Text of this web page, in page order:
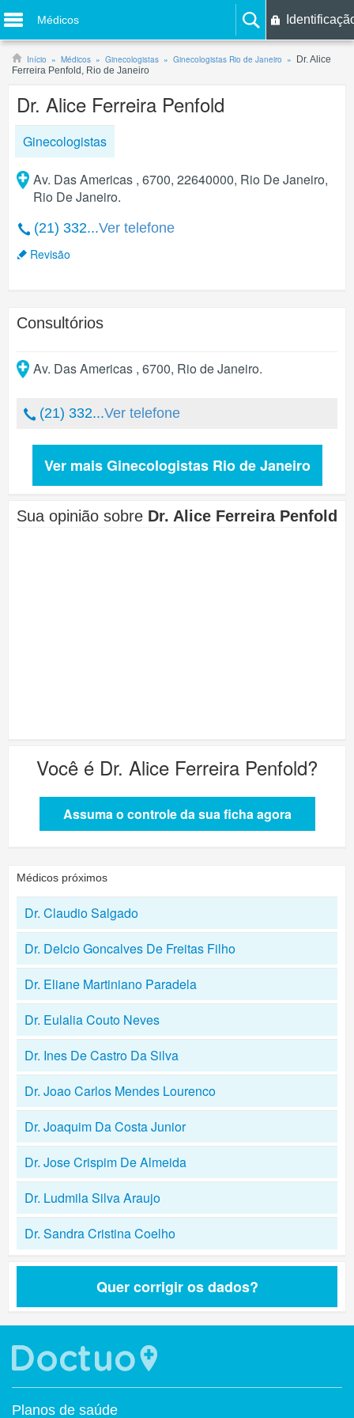
Médicos
Início Médicos Ginecologistas Ginecologistas Rio de Janeiro
Dr. Alice
Ferreira Penfold, Rio de Janeiro
Dr. Alice Ferreira Penfold
Ginecologistas
Av. Das Americas , 6700, 22640000, Rio De Janeiro,
Rio De Janeiro.
(21) 332...Ver telefone
Revisão
Consultórios
Av. Das Americas , 6700, Rio de Janeiro.
(21) 332...Ver telefone
Ver mais Ginecologistas Rio de Janeiro
Sua opinião sobre Dr. Alice Ferreira Penfold
Você é Dr. Alice Ferreira Penfold?
Assuma o controle da sua ficha agora
Médicos próximos
Dr. Claudio Salgado
Dr. Delcio Goncalves De Freitas Filho
Dr. Eliane Martiniano Paradela
Dr. Eulalia Couto Neves
Dr. Ines De Castro Da Silva
Dr. Joao Carlos Mendes Lourenco
Dr. Joaquim Da Costa Junior
Dr. Jose Crispim De Almeida
Dr. Ludmila Silva Araujo
Dr. Sandra Cristina Coelho
Quer corrigir os dados?
Planos de saúde